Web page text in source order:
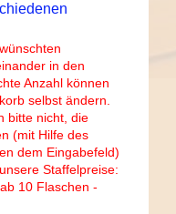
in den
Anzahl können
selbst ändern.
bitte nicht, die
(mit Hilfe des
dem Eingabefeld)
Staffelpreise:
10 Flaschen -